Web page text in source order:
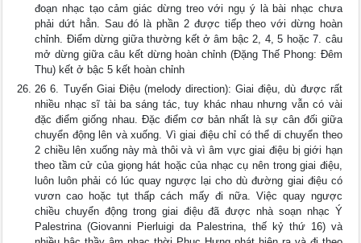
đoạn nhạc tạo cảm giác dừng treo với ngụ ý là bài nhạc chưa
phải dứt hẳn. Sau đó là phần 2 được tiếp theo với dừng hoàn
chỉnh. Điểm dừng giữa thường kết ở âm bậc 2, 4, 5 hoặc 7. câu
mở dừng giữa câu kết dừng hoàn chỉnh (Đặng Thế Phong: Đêm
Thu) kết ở bậc 5 kết hoàn chỉnh
26 6. Tuyến Giai Điệu (melody direction): Giai điệu, dù được rất
nhiều nhạc sĩ tài ba sáng tác, tuy khác nhau nhưng vẫn có vài
đặc điểm giống nhau. Đặc điểm cơ bản nhất là sự cân đối giữa
chuyển động lên và xuống. Vì giai điệu chỉ có thể di chuyển theo
2 chiều lên xuống này mà thôi và vì âm vực giai điệu bị giới hạn
theo tầm cử của giọng hát hoặc của nhạc cụ nên trong giai điệu,
luôn luôn phải có lúc quay ngược lại cho dù đường giai điệu có
vươn cao hoặc tụt thấp cách mấy đi nữa. Việc quay ngược
chiều chuyển động trong giai điệu đã được nhà soạn nhạc Ý
Palestrina (Giovanni Pierluigi da Palestrina, thế kỷ thứ 16) và